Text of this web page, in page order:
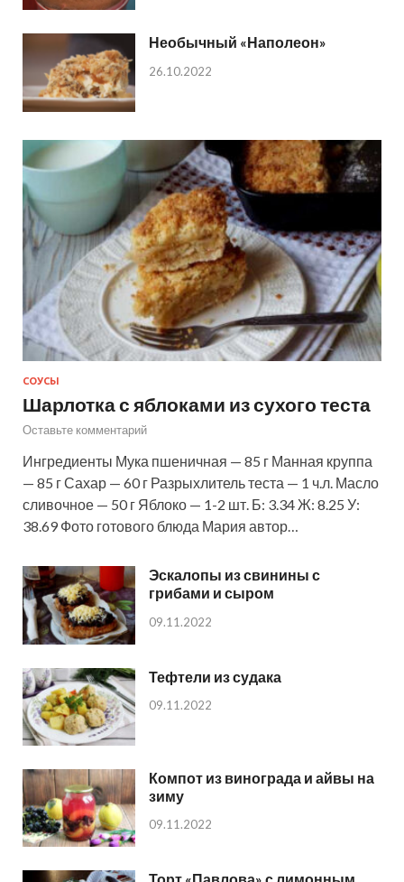
Необычный «Наполеон»
26.10.2022
СОУСЫ
Шарлотка с яблоками из сухого теста
Оставьте комментарий
Ингредиенты Мука пшеничная — 85 г Манная круппа
— 85 г Сахар — 60 г Разрыхлитель теста — 1 ч.л. Масло
сливочное — 50 г Яблоко — 1-2 шт. Б: 3.34 Ж: 8.25 У:
38.69 Фото готового блюда Мария автор…
Эскалопы из свинины с
грибами и сыром
09.11.2022
Тефтели из судака
09.11.2022
Компот из винограда и айвы на
зиму
09.11.2022